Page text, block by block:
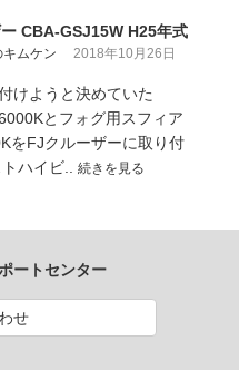
CBA-GSJ15W H25年式
ムケン 2018年10月26日
けようと決めていた
とフォグ用スフィア
をFJクルーザーに取り付
ハイビ.. 続きを見る
ートセンター
せ